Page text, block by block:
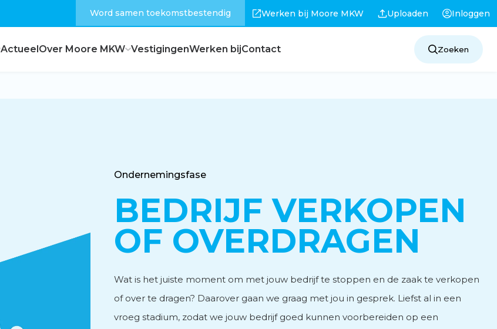
Word samen toekomstbestendig Werken bij Moore MKW Uploaden Inloggen
ActueelOver Moore MKW
Hoe zijn wij georganiseerd?
Feiten en cijfers
VestigingenWerken bijContact Zoeken
BEDRIJF VERKOPEN
OF OVERDRAGEN
Ondernemingsfase
Wat is het juiste moment om met jouw bedrijf te stoppen en de zaak te verkopen
of over te dragen? Daarover gaan we graag met jou in gesprek. Liefst al in een
vroeg stadium, zodat we jouw bedrijf goed kunnen voorbereiden op een